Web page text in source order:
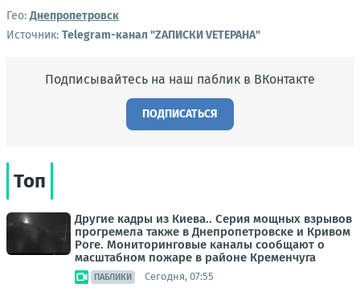
Гео:Днепропетровск
Источник: Telegram-канал "ZАПИСКИ VЕТЕРАНА"
Подписывайтесь на наш паблик в ВКонтакте
ПОДПИСАТЬСЯ
Топ
Другие кадры из Киева.. Серия мощных взрывов
прогремела также в Днепропетровске и Кривом
Роге. Мониторинговые каналы сообщают о
масштабном пожаре в районе Кременчуга
ПАБЛИКИ Сегодня, 07:55